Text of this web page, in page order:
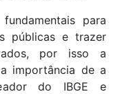
para
públicas e trazer
por isso a
importância de a
do IBGE e